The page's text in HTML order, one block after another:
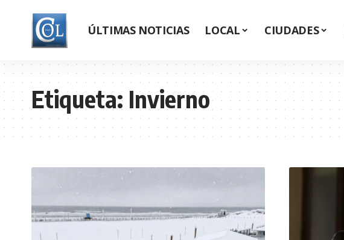
ÚLTIMAS NOTICIAS LOCAL CIUDADES
Etiqueta: Invierno